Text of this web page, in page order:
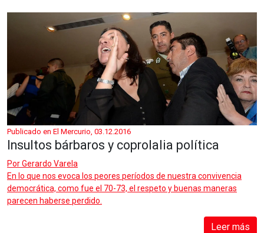
Publicado en El Mercurio, 03.12.2016
Insultos bárbaros y coprolalia política
PorGerardo Varela
En lo que nos evoca los peores períodos de nuestra convivencia
democrática, como fue el 70-73, el respeto y buenas maneras
parecen haberse perdido.
Leer más